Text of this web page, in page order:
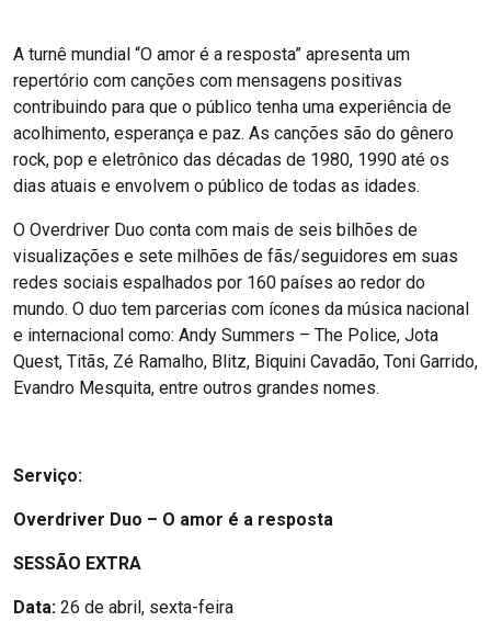
A turnê mundial “O amor é a resposta” apresenta um
repertório com canções com mensagens positivas
contribuindo para que o público tenha uma experiência de
acolhimento, esperança e paz. As canções são do gênero
rock, pop e eletrônico das décadas de 1980, 1990 até os
dias atuais e envolvem o público de todas as idades.
O Overdriver Duo conta com mais de seis bilhões de
visualizações e sete milhões de fãs/seguidores em suas
redes sociais espalhados por 160 países ao redor do
mundo. O duo tem parcerias com ícones da música nacional
e internacional como: Andy Summers – The Police, Jota
Quest, Titãs, Zé Ramalho, Blitz, Biquini Cavadão, Toni Garrido,
Evandro Mesquita, entre outros grandes nomes.
Serviço:
Overdriver Duo – O amor é a resposta
SESSÃO EXTRA
Data: 26 de abril, sexta-feira